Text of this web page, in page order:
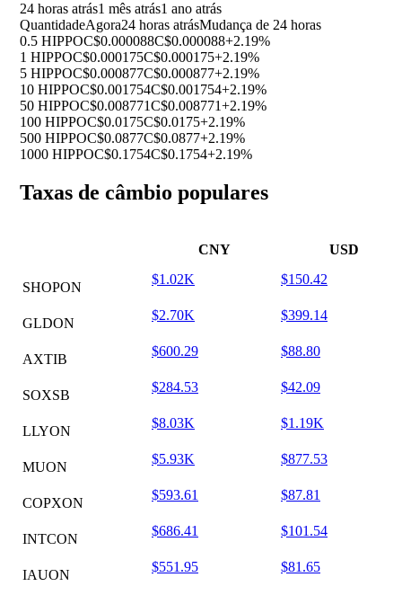
24 horas atrás1 mês atrás1 ano atrás
QuantidadeAgora24 horas atrásMudança de 24 horas
0.5 HIPPOC$0.000088C$0.000088+2.19%
1 HIPPOC$0.000175C$0.000175+2.19%
5 HIPPOC$0.000877C$0.000877+2.19%
10 HIPPOC$0.001754C$0.001754+2.19%
50 HIPPOC$0.008771C$0.008771+2.19%
100 HIPPOC$0.0175C$0.0175+2.19%
500 HIPPOC$0.0877C$0.0877+2.19%
1000 HIPPOC$0.1754C$0.1754+2.19%
Taxas de câmbio populares
CNY USD
SHOPON
$1.02K $150.42
GLDON
$2.70K $399.14
AXTIB
$600.29 $88.80
SOXSB
$284.53 $42.09
LLYON
$8.03K $1.19K
MUON
$5.93K $877.53
COPXON
$593.61 $87.81
INTCON
$686.41 $101.54
IAUON
$551.95 $81.65